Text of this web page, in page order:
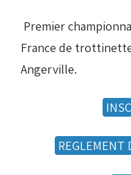
Premier
France de
Angerville.
REGLEMENT
Virage par Virage
Vue aérienne